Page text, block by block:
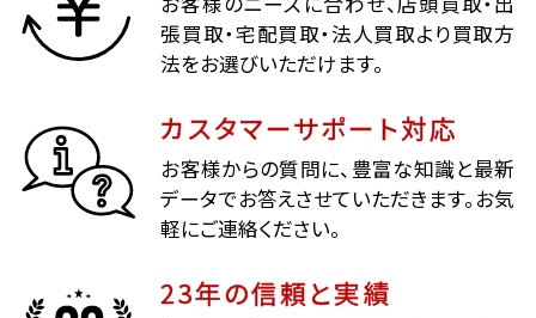
張買取・宅配買取・法人買取より買取方
法をお選びいただけます。
カスタマーサポート対応
お客様からの質問に、豊富な知識と最新
データでお答えさせていただきます。お気
軽にご連絡ください。
23年の信頼と実績